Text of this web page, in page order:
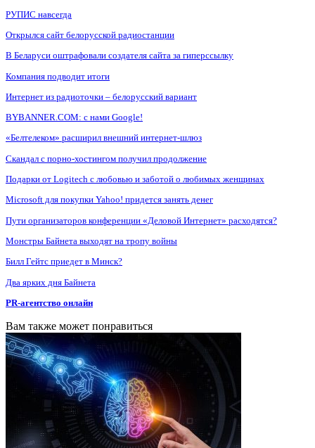
РУПИС навсегда
Открылся сайт белорусской радиостанции
В Беларуси оштрафовали создателя сайта за гиперссылку
Компания подводит итоги
Интернет из радиоточки – белорусский вариант
BYBANNER.COM: c нами Google!
«Белтелеком» расширил внешний интернет-шлюз
Скандал с порно-хостингом получил продолжение
Подарки от Logitech с любовью и заботой о любимых женщинах
Microsoft для покупки Yahoo! придется занять денег
Пути организаторов конференции «Деловой Интернет» расходятся?
Монстры Байнета выходят на тропу войны
Билл Гейтс приедет в Минск?
Два ярких дня Байнета
PR-агентство онлайн
Вам также может понравиться